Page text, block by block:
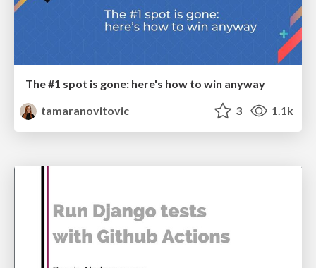
The #1 spot is gone: here's how to win anyway
tamaranovitovic
3 1.1k